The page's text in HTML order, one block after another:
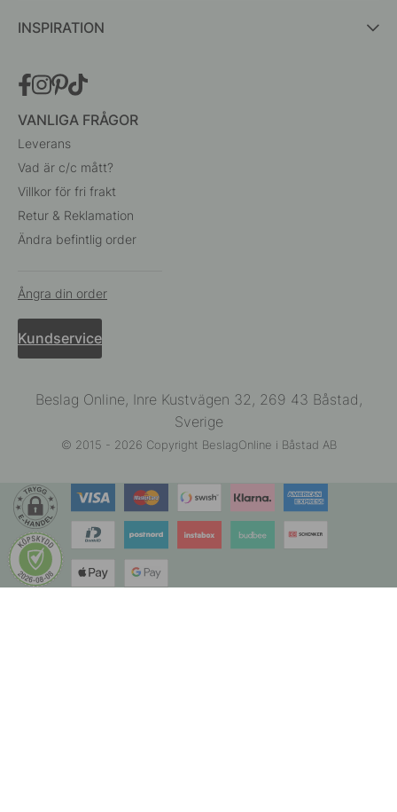
INSPIRATION
VANLIGA FRÅGOR
Leverans
Vad är c/c mått?
Villkor för fri frakt
Retur & Reklamation
Ändra befintlig order
Ångra din order
Kundservice
Beslag Online, Inre Kustvägen 32, 269 43 Båstad,
Sverige
© 2015 - 2026 Copyright BeslagOnline i Båstad AB